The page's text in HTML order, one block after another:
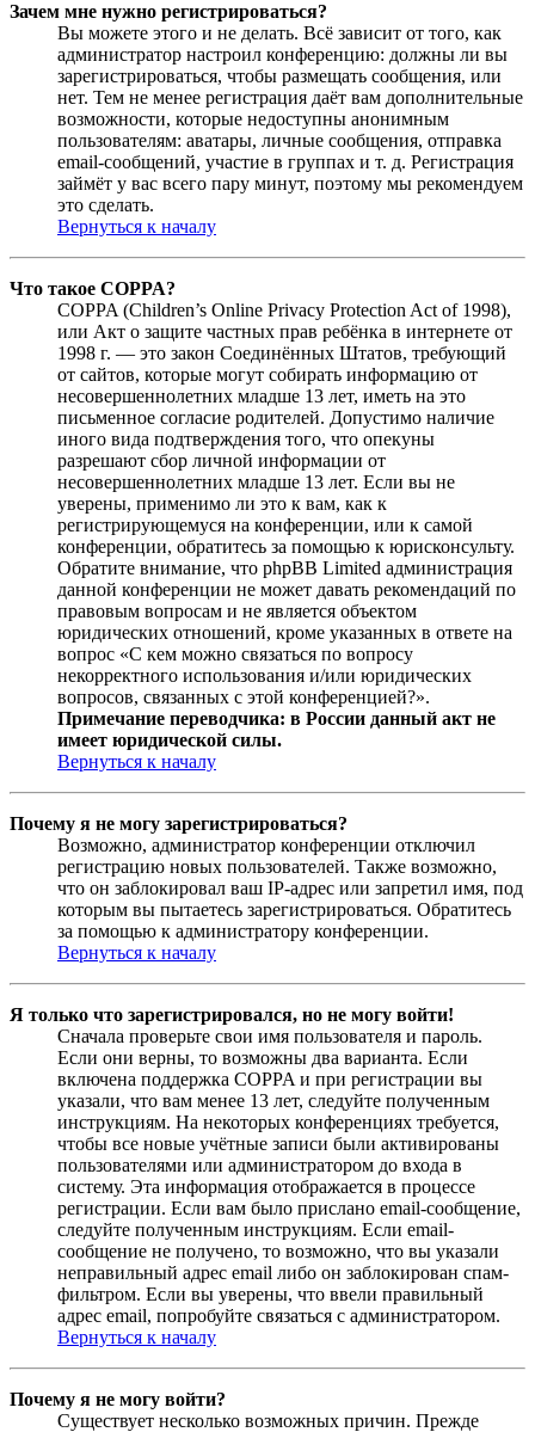
Зачем мне нужно регистрироваться?
Вы можете этого и не делать. Всё зависит от того, как
администратор настроил конференцию: должны ли вы
зарегистрироваться, чтобы размещать сообщения, или
нет. Тем не менее регистрация даёт вам дополнительные
возможности, которые недоступны анонимным
пользователям: аватары, личные сообщения, отправка
email-сообщений, участие в группах и т. д. Регистрация
займёт у вас всего пару минут, поэтому мы рекомендуем
это сделать.
Вернуться к началу
Что такое COPPA?
COPPA (Children’s Online Privacy Protection Act of 1998),
или Акт о защите частных прав ребёнка в интернете от
1998 г. — это закон Соединённых Штатов, требующий
от сайтов, которые могут собирать информацию от
несовершеннолетних младше 13 лет, иметь на это
письменное согласие родителей. Допустимо наличие
иного вида подтверждения того, что опекуны
разрешают сбор личной информации от
несовершеннолетних младше 13 лет. Если вы не
уверены, применимо ли это к вам, как к
регистрирующемуся на конференции, или к самой
конференции, обратитесь за помощью к юрисконсульту.
Обратите внимание, что phpBB Limited администрация
данной конференции не может давать рекомендаций по
правовым вопросам и не является объектом
юридических отношений, кроме указанных в ответе на
вопрос «С кем можно связаться по вопросу
некорректного использования и/или юридических
вопросов, связанных с этой конференцией?».
Примечание переводчика: в России данный акт не
имеет юридической силы.
Вернуться к началу
Почему я не могу зарегистрироваться?
Возможно, администратор конференции отключил
регистрацию новых пользователей. Также возможно,
что он заблокировал ваш IP-адрес или запретил имя, под
которым вы пытаетесь зарегистрироваться. Обратитесь
за помощью к администратору конференции.
Вернуться к началу
Я только что зарегистрировался, но не могу войти!
Сначала проверьте свои имя пользователя и пароль.
Если они верны, то возможны два варианта. Если
включена поддержка COPPA и при регистрации вы
указали, что вам менее 13 лет, следуйте полученным
инструкциям. На некоторых конференциях требуется,
чтобы все новые учётные записи были активированы
пользователями или администратором до входа в
систему. Эта информация отображается в процессе
регистрации. Если вам было прислано email-сообщение,
следуйте полученным инструкциям. Если email-
сообщение не получено, то возможно, что вы указали
неправильный адрес email либо он заблокирован спам-
фильтром. Если вы уверены, что ввели правильный
адрес email, попробуйте связаться с администратором.
Вернуться к началу
Почему я не могу войти?
Существует несколько возможных причин. Прежде